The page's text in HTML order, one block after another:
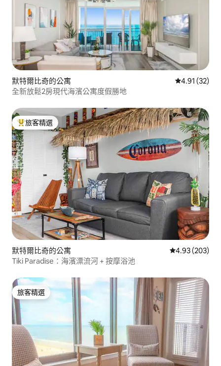
默特爾比奇的公寓 從 32 則評價
4.91 (32)
全新放鬆2房現代海濱公寓度假勝地
旅客精選榜首
旅客精選
默特爾比奇的公寓 從 203 則評價
4.93 (203)
Tiki Paradise：海濱漂流河 + 按摩浴池
旅客精選
旅客精選